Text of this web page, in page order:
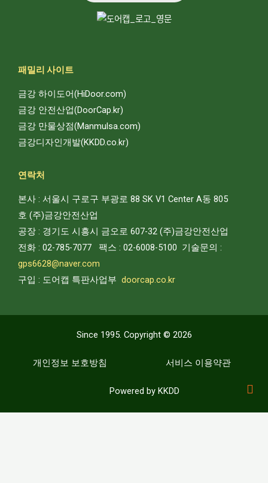
패밀리 사이트
금강 하이도어(HiDoor.com)
금강 안전산업(DoorCap.kr)
금강 만물상점(Manmulsa.com)
금강디자인개발(KKDD.co.kr)
연락처
본사 : 서울시 구로구 부광로 88 SK V1 Center A동 805
호 (주)금강안전산업
공장 : 경기도 시흥시 금오로 607-32 (주)금강안전산업
전화 : 02-785-7077 팩스 : 02-6008-5100 기술문의 :
gps6628@naver.com
구입 : 도어캡 특판사업부 doorcap.co.kr
Since 1995. Copyright © 2026
개인정보 보호방침 서비스 이용약관
Powered by KKDD